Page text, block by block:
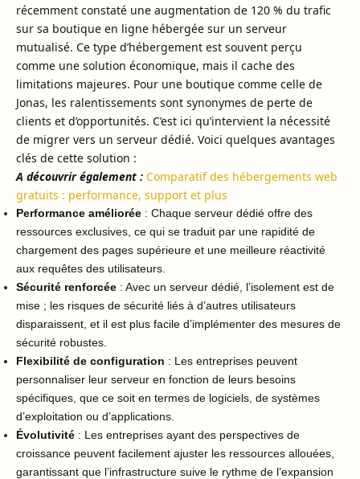
récemment constaté une augmentation de 120 % du trafic
sur sa boutique en ligne hébergée sur un serveur
mutualisé. Ce type d’hébergement est souvent perçu
comme une solution économique, mais il cache des
limitations majeures. Pour une boutique comme celle de
Jonas, les ralentissements sont synonymes de perte de
clients et d’opportunités. C’est ici qu’intervient la nécessité
de migrer vers un serveur dédié. Voici quelques avantages
clés de cette solution :
A découvrir également : Comparatif des hébergements web
gratuits : performance, support et plus
Performance améliorée : Chaque serveur dédié offre des
ressources exclusives, ce qui se traduit par une rapidité de
chargement des pages supérieure et une meilleure réactivité
aux requêtes des utilisateurs.
Sécurité renforcée : Avec un serveur dédié, l’isolement est de
mise ; les risques de sécurité liés à d’autres utilisateurs
disparaissent, et il est plus facile d’implémenter des mesures de
sécurité robustes.
Flexibilité de configuration : Les entreprises peuvent
personnaliser leur serveur en fonction de leurs besoins
spécifiques, que ce soit en termes de logiciels, de systèmes
d’exploitation ou d’applications.
Évolutivité : Les entreprises ayant des perspectives de
croissance peuvent facilement ajuster les ressources allouées,
garantissant que l’infrastructure suive le rythme de l’expansion